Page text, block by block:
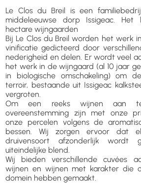
Le Clos du Breil is een
middeleeuwse dorp Issigeac. Het
hectare wijngaarden
Bij Le Clos du Breil worden het werk
vinificatie gedicteerd door
nederigheid en delen. Er wordt veel
het werk in de wijngaard (al 10 jaar
in biologische omschakeling) om
terroir, bestaande uit Issigeac
vergroten.
Om een reeks wijnen aan
overeenstemming zijn met onze
onze percelen volgens de
bessen. Wij zorgen ervoor dat
druivensoort afzonderlijk wordt
uiteindelijke blend.
Wij bieden verschillende cuvées
wijnen en wijnen met karakter die
domein hebben gemaakt.